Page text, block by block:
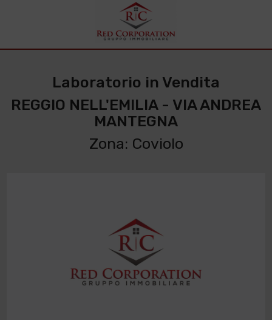
Laboratorio in Vendita
REGGIO NELL'EMILIA - VIA ANDREA
MANTEGNA
Zona: Coviolo